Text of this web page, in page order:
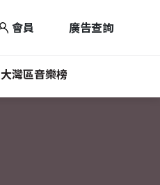
會員 廣告查詢
大灣區音樂榜